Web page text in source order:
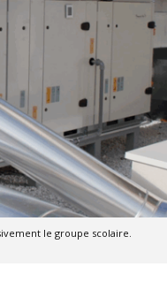
le groupe scolaire.